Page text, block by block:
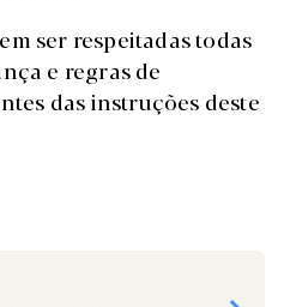
ser respeitadas todas
e regras de
das instruções deste